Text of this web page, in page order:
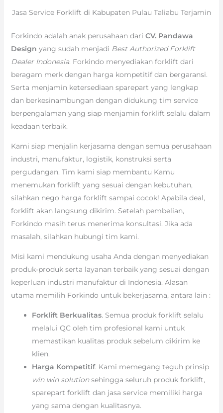
Jasa Service Forklift di Kabupaten Pulau Taliabu Terjamin
Forkindo adalah anak perusahaan dari CV. Pandawa
Design yang sudah menjadi Best Authorized Forklift
Dealer Indonesia. Forkindo menyediakan forklift dari
beragam merk dengan harga kompetitif dan bergaransi.
Serta menjamin ketersediaan sparepart yang lengkap
dan berkesinambungan dengan didukung tim service
berpengalaman yang siap menjamin forklift selalu dalam
keadaan terbaik.
Kami siap menjalin kerjasama dengan semua perusahaan
industri, manufaktur, logistik, konstruksi serta
pergudangan. Tim kami siap membantu Kamu
menemukan forklift yang sesuai dengan kebutuhan,
silahkan nego harga forklift sampai cocok! Apabila deal,
forklift akan langsung dikirim. Setelah pembelian,
Forkindo masih terus menerima konsultasi. Jika ada
masalah, silahkan hubungi tim kami.
Misi kami mendukung usaha Anda dengan menyediakan
produk-produk serta layanan terbaik yang sesuai dengan
keperluan industri manufaktur di Indonesia. Alasan
utama memilih Forkindo untuk bekerjasama, antara lain :
Forklift Berkualitas. Semua produk forklift selalu
melalui QC oleh tim profesional kami untuk
memastikan kualitas produk sebelum dikirim ke
klien.
Harga Kompetitif. Kami memegang teguh prinsip
win win solutionsehingga seluruh produk forklift,
sparepart forklift dan jasa service memiliki harga
yang sama dengan kualitasnya.